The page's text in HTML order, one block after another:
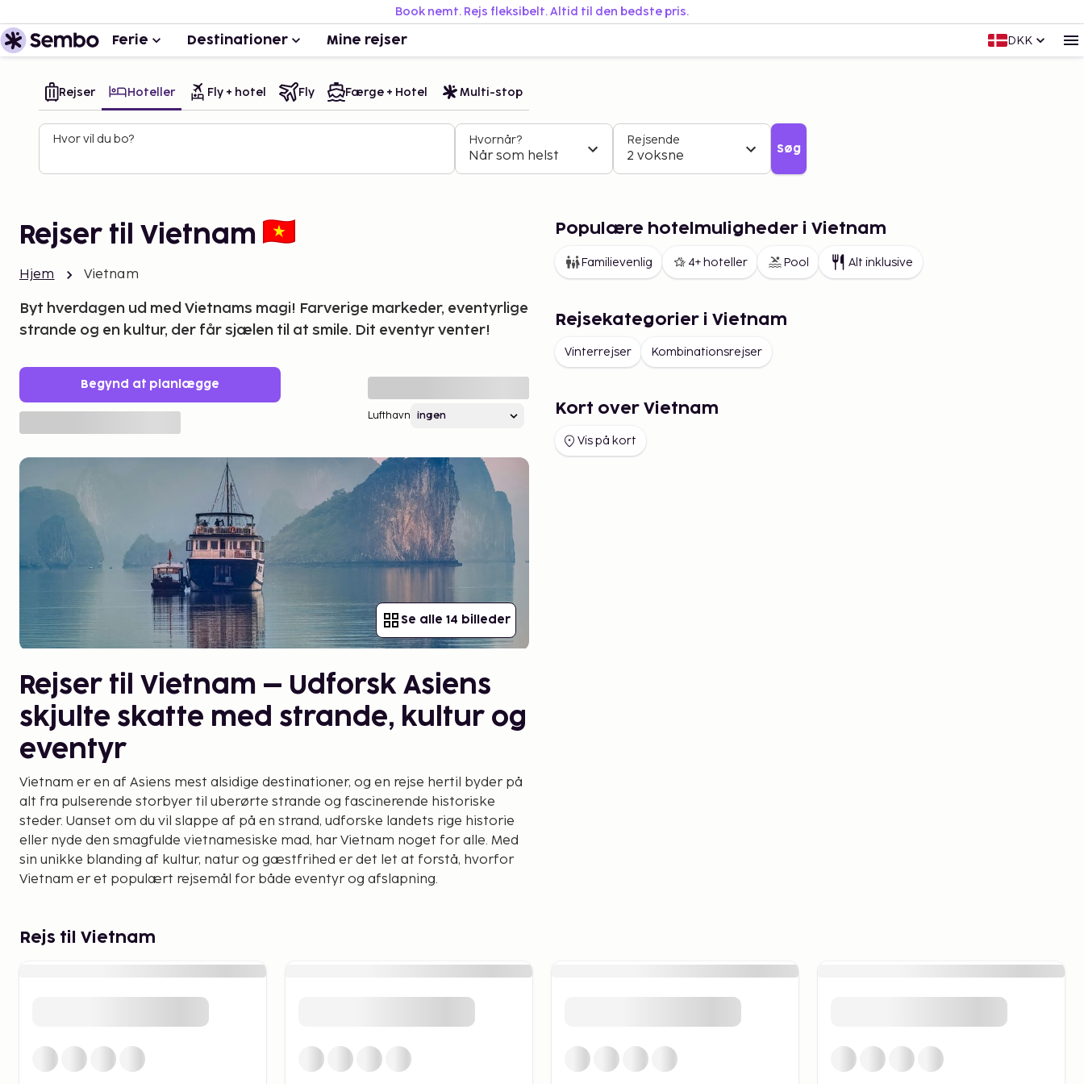
Book nemt. Rejs fleksibelt. Altid til den bedste pris.
Ferie Destinationer Mine rejser DKK
Rejser Hoteller Fly + hotel Fly Færge + Hotel Multi-stop
Hvor vil du bo? Hvornår?
Når som helst
Rejsende
2 voksne Søg
Rejser til Vietnam
Hjem Vietnam
Byt hverdagen ud med Vietnams magi! Farverige markeder, eventyrlige
strande og en kultur, der får sjælen til at smile. Dit eventyr venter!
Begynd at planlægge
Lufthavn
Se alle 14 billeder
Rejser til Vietnam – Udforsk Asiens
skjulte skatte med strande, kultur og
eventyr
Vietnam er en af Asiens mest alsidige destinationer, og en rejse hertil byder på
alt fra pulserende storbyer til uberørte strande og fascinerende historiske
steder. Uanset om du vil slappe af på en strand, udforske landets rige historie
eller nyde den smagfulde vietnamesiske mad, har Vietnam noget for alle. Med
sin unikke blanding af kultur, natur og gæstfrihed er det let at forstå, hvorfor
Vietnam er et populært rejsemål for både eventyr og afslapning.
Vietnam
Vietnam er kendt for sine fantastiske strande, og uanset om du foretrækker
livlige badebyer eller mere afsides bugter, er der et bredt udvalg at vælge
snorkling og dykning. Phu Quoc er også kendt for sine fisk- og skaldyrsretter,
og det siges, at du finder den bedste mad i hele Vietnam her. Et andet
Populære hotelmuligheder i Vietnam
Familievenlig 4+ hoteller Pool Alt inklusive
Rejsekategorier i Vietnam
Vinterrejser Kombinationsrejser
Kort over Vietnam
Vis på kort
Rejs til Vietnam